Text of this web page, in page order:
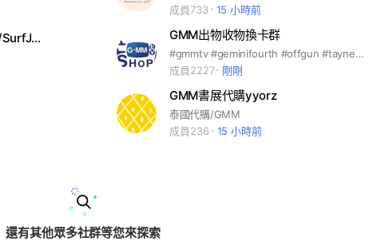
成員733
15 小時前
賭徒代購群（目前：一月書展/SurfJava FM） GMM出物收物換卡群
#gmmtv #geminifourth #offgun #taynew #earthmix #pondphuwin #forcebook #joongdunk #jimmysea #firstkhaotung #perthchimon
成員2227
剛剛
GMM書展代購yyorz
泰國代購/GMM
成員236
15 小時前
還有其他眾多社群等您來探索